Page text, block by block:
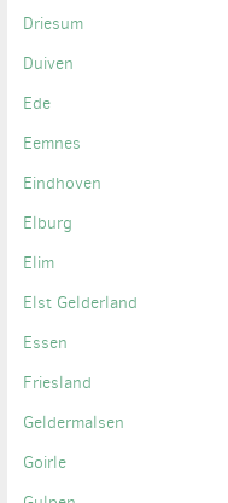
Driesum
Duiven
Ede
Eemnes
Eindhoven
Elburg
Elim
Elst Gelderland
Essen
Friesland
Geldermalsen
Goirle